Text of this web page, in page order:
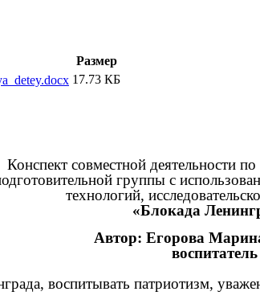
Размер
17.73 КБ
Конспект совместной деятельности
группы с
технологий,
«Блокада
Автор: Егорова
воспитатель
воспитывать патриотизм,